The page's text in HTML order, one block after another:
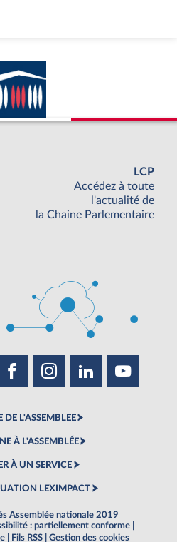
LCP
Accédez à toute
l'actualité de
la Chaine Parlementaire
DE L'ASSEMBLEE
À L'ASSEMBLÉE
À UN SERVICE
LEXIMPACT
Assemblée nationale 2019
: partiellement conforme
Fils RSS Gestion des cookies